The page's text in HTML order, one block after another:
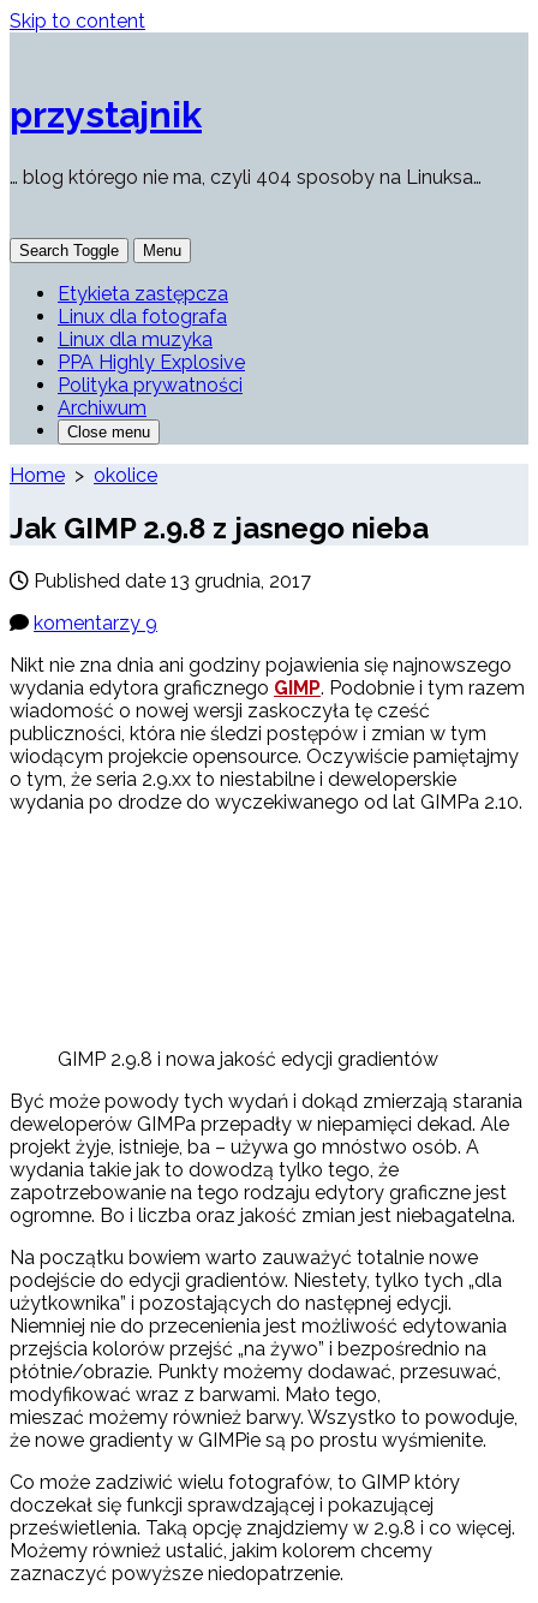
Skip to content
przystajnik
… blog którego nie ma, czyli 404 sposoby na Linuksa…
Search Toggle Menu
Etykieta zastępcza
Linux dla fotografa
Linux dla muzyka
PPA Highly Explosive
Polityka prywatności
Archiwum
Close menu
Home > okolice
Jak GIMP 2.9.8 z jasnego nieba
Published date 13 grudnia, 2017
komentarzy 9
Nikt nie zna dnia ani godziny pojawienia się najnowszego
wydania edytora graficznego GIMP. Podobnie i tym razem
wiadomość o nowej wersji zaskoczyła tę cześć
publiczności, która nie śledzi postępów i zmian w tym
wiodącym projekcie opensource. Oczywiście pamiętajmy
o tym, że seria 2.9.xx to niestabilne i deweloperskie
wydania po drodze do wyczekiwanego od lat GIMPa 2.10.
GIMP 2.9.8 i nowa jakość edycji gradientów
Być może powody tych wydań i dokąd zmierzają starania
deweloperów GIMPa przepadły w niepamięci dekad. Ale
projekt żyje, istnieje, ba – używa go mnóstwo osób. A
wydania takie jak to dowodzą tylko tego, że
zapotrzebowanie na tego rodzaju edytory graficzne jest
ogromne. Bo i liczba oraz jakość zmian jest niebagatelna.
Na początku bowiem warto zauważyć totalnie nowe
podejście do edycji gradientów. Niestety, tylko tych „dla
użytkownika” i pozostających do następnej edycji.
Niemniej nie do przecenienia jest możliwość edytowania
przejścia kolorów przejść „na żywo” i bezpośrednio na
płótnie/obrazie. Punkty możemy dodawać, przesuwać,
modyfikować wraz z barwami. Mało tego,
mieszać możemy również barwy. Wszystko to powoduje,
że nowe gradienty w GIMPie są po prostu wyśmienite.
Co może zadziwić wielu fotografów, to GIMP który
doczekał się funkcji sprawdzającej i pokazującej
prześwietlenia. Taką opcję znajdziemy w 2.9.8 i co więcej.
Możemy również ustalić, jakim kolorem chcemy
zaznaczyć powyższe niedopatrzenie.